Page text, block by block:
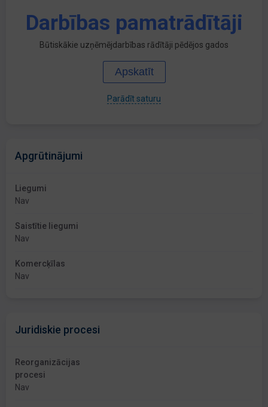
Darbības pamatrādītāji
Būtiskākie uzņēmējdarbības rādītāji pēdējos gados
Apskatīt
Parādīt saturu
Apgrūtinājumi
Liegumi
Nav
Saistītie liegumi
Nav
Komercķīlas
Nav
Juridiskie procesi
Reorganizācijas
procesi
Nav